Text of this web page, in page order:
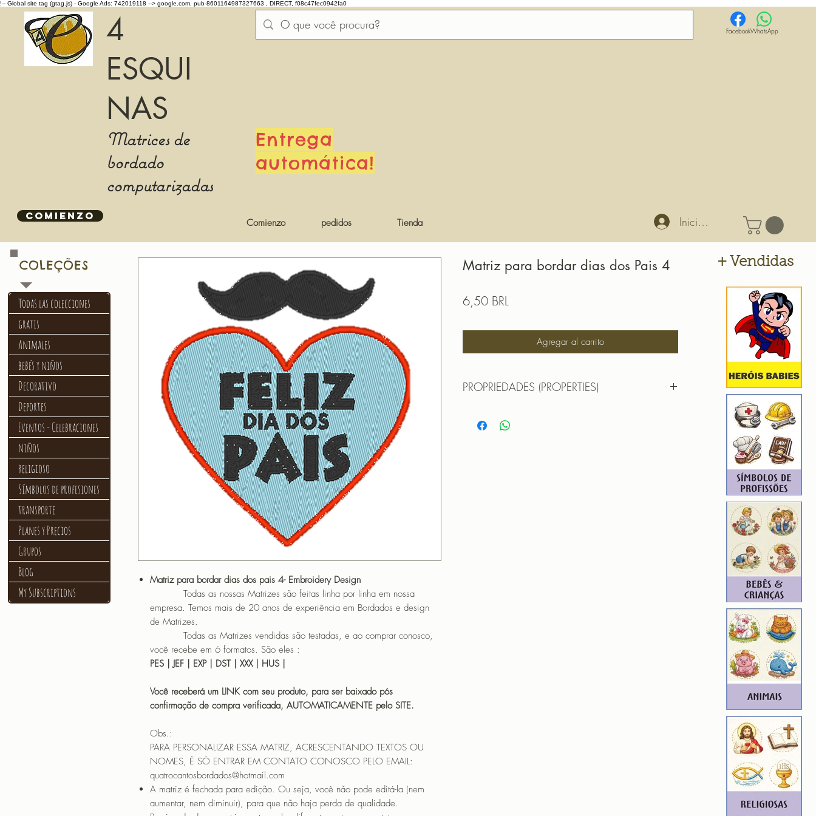
!-- Global site tag (gtag.js) - Google Ads: 742019118 --> google.com, pub-8601164987327663 , DIRECT, f08c47fec0942fa0
4
ESQUI
NAS
Matrices de
bordado
computarizadas
Entrega
automática!
FacebookWhatsApp
COMIENZO
Comienzo pedidos Tienda Iniciar sesión
Matriz para bordar dias dos pais 4- Embroidery Design
Todas as nossas Matrizes são feitas linha por linha em nossa
empresa. Temos mais de 20 anos de experiência em Bordados e design
de Matrizes.
Todas as Matrizes vendidas são testadas, e ao comprar conosco,
você recebe em 6 formatos. São eles :
PES | JEF | EXP | DST | XXX | HUS |
Você receberá um LINK com seu produto, para ser baixado pós
confirmação de compra verificada, AUTOMATICAMENTE pelo SITE.
Obs.:
PARA PERSONALIZAR ESSA MATRIZ, ACRESCENTANDO TEXTOS OU
NOMES, É SÓ ENTRAR EM CONTATO CONOSCO PELO EMAIL:
quatrocantosbordados@hotmail.com
A matriz é fechada para edição. Ou seja, você não pode editá-la (nem
aumentar, nem diminuir), para que não haja perda de qualidade.
Matriz para bordar dias dos Pais 4
6,50 BRL
Agregar al carrito
PROPRIEDADES (PROPERTIES)
TAMANHO (SIZE) : 11,6cm X12,8cm
Todas las colecciones
gratis
Animales
bebés y niños
Decorativo
Deportes
Eventos - Celebraciones
niños
religioso
Símbolos de profesiones
transporte
Planes y Precios
Grupos
Blog
My Subscriptions
COLEÇÕES + Vendidas